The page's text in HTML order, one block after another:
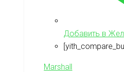
Добавить в
Marshall